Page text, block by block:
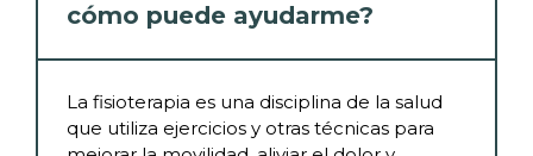
cómo puede ayudarme?
La fisioterapia es una disciplina de la salud
que utiliza ejercicios y otras técnicas para